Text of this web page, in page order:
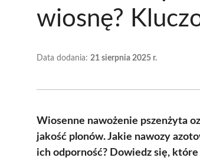
wiosnę?
Data dodania: 21 sierpnia 2025 r.
Wiosenne nawożenie pszenżyta
jakość plonów. Jakie nawozy
ich odporność? Dowiedz się,